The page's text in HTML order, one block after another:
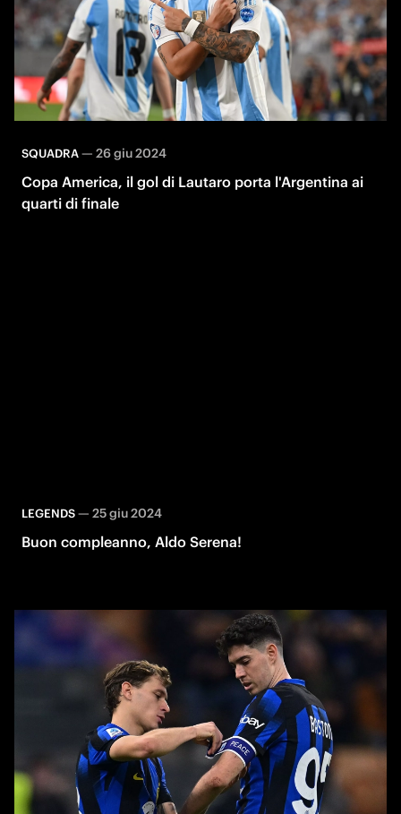
SQUADRA— 26 giu 2024
Copa America, il gol di Lautaro porta l'Argentina ai
quarti di finale
LEGENDS— 25 giu 2024
Buon compleanno, Aldo Serena!